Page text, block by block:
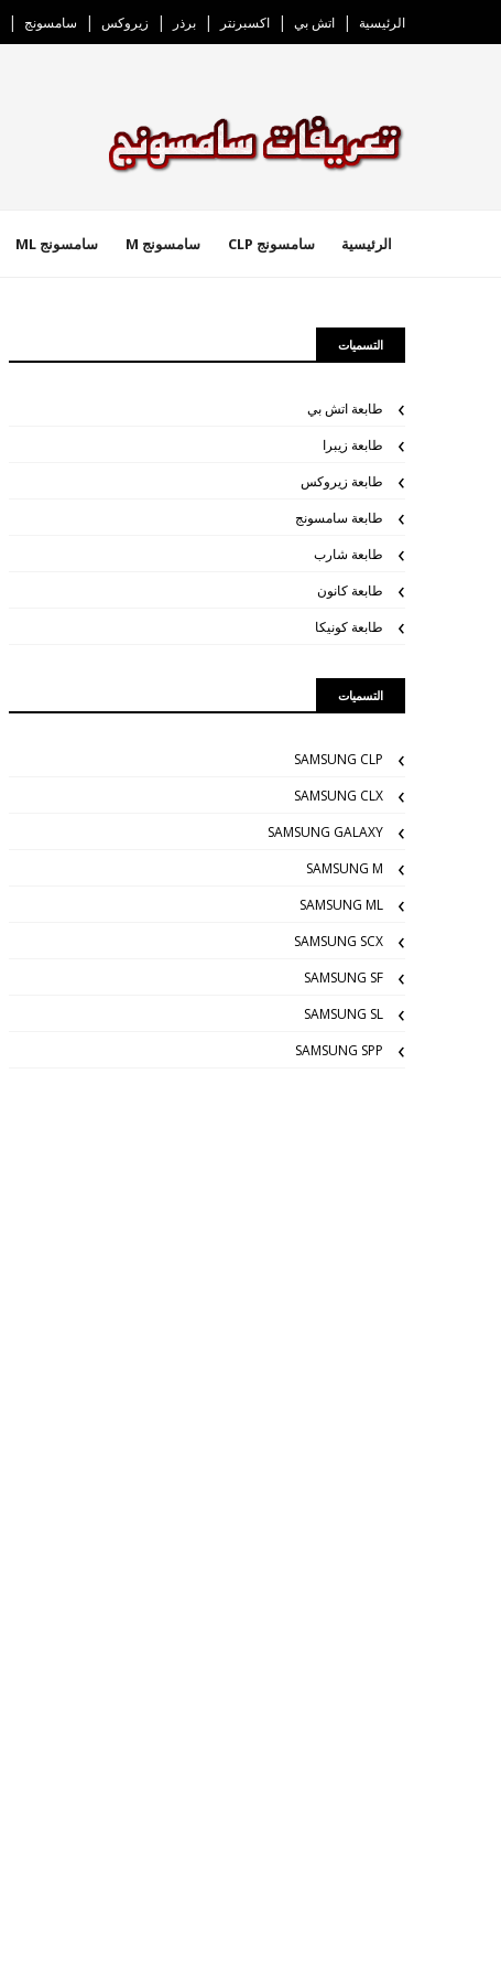
الرئيسية اتش بي اكسبرنتر برذر زيروكس سامسونج
الرئيسية سامسونج CLP سامسونج M سامسونج ML
التسميات
طابعة اتش بي
طابعة زيبرا
طابعة زيروكس
طابعة سامسونج
طابعة شارب
طابعة كانون
طابعة كونيكا
التسميات
SAMSUNG CLP
SAMSUNG CLX
SAMSUNG GALAXY
SAMSUNG M
SAMSUNG ML
SAMSUNG SCX
SAMSUNG SF
SAMSUNG SL
SAMSUNG SPP